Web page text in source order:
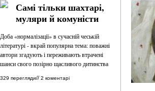
Самі тільки шахтарі,
муляри й комуністи
Доба «нормалізації» в сучасній чеській
літературі - вкрай популярна тема: поважні
автори згадують і переживають втрачені
шанси свого позірно щасливого дитинства
329 перегляди// 2 коментарі